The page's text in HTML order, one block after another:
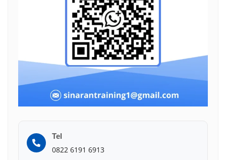
Tel
0822 6191 6913